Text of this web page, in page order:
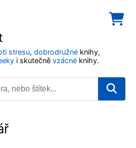
stresu, dobrodružné knihy,
i skutečně vzácné knihy.